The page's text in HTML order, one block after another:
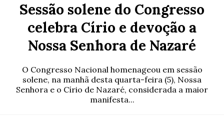
Sessão solene do Congresso
celebra Círio e devoção a
Nossa Senhora de Nazaré
O Congresso Nacional homenageou em sessão
solene, na manhã desta quarta-feira (5), Nossa
Senhora e o Círio de Nazaré, considerada a maior
manifesta...